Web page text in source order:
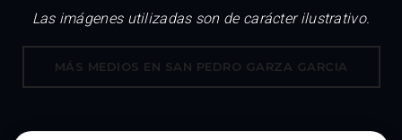
Las imágenes utilizadas son de carácter ilustrativo.
MÁS MEDIOS EN SAN PEDRO GARZA GARCIA